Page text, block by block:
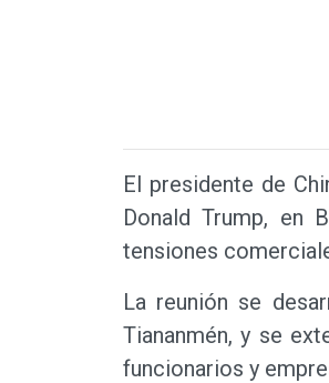
El presidente de
Donald Trump, en
tensiones
La reunión se
Tiananmén, y se
funcionarios y